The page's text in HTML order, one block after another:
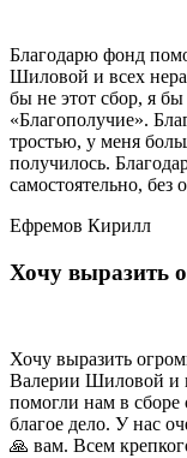
Благодарю фонд
Шиловой и всех
бы не этот сбор, я
«Благополучие».
тростью, у меня
получилось.
самостоятельно,
Ефремов Кирилл
Хочу выразить
Хочу выразить
Валерии Шиловой и
помогли нам в сборе
благое дело. У нас
🙏 вам. Всем